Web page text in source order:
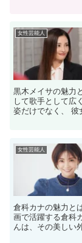
女性芸能人
黒木メイサの魅力
して歌手として広
姿だけでなく、 彼
女性芸能人
倉科カナの魅力と
画で活躍する倉科
んは、その美しい